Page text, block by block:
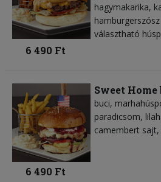
hagymakarika,
hamburgerszósz
választható
6 490 Ft
Sweet Home
buci,
paradicsom,
camembert
6 490 Ft